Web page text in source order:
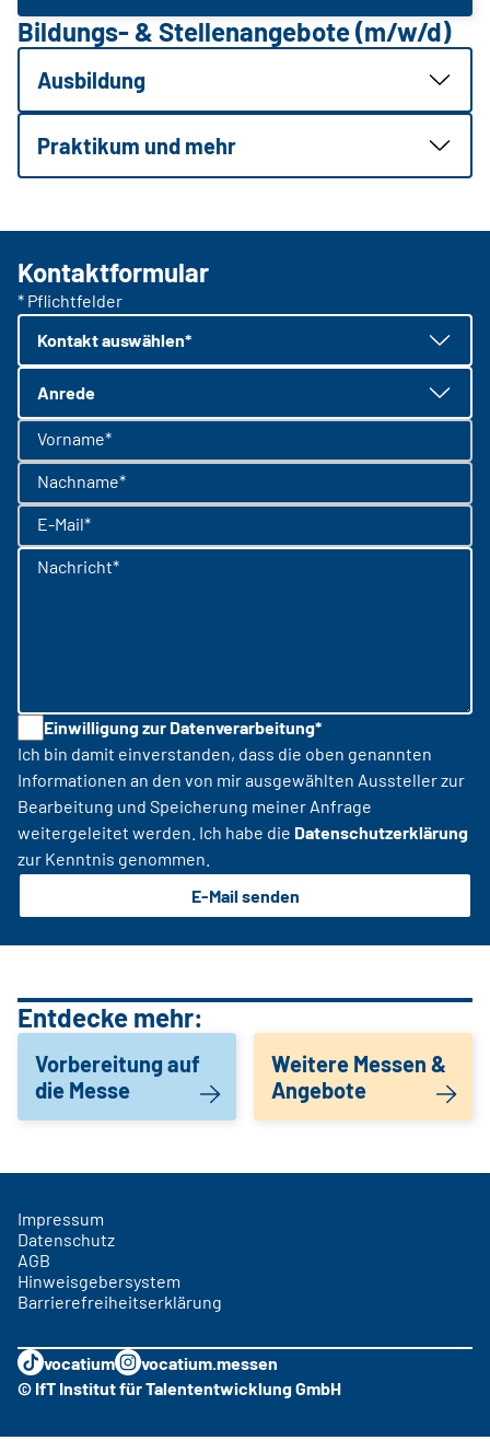
Bildungs- & Stellenangebote (m/w/d)
Ausbildung
Praktikum und mehr
Kontaktformular
* Pflichtfelder
Kontakt auswählen*
Anrede
Vorname*
Nachname*
E-Mail*
Nachricht*
Einwilligung zur Datenverarbeitung*
Ich bin damit einverstanden, dass die oben genannten
Informationen an den von mir ausgewählten Aussteller zur
Bearbeitung und Speicherung meiner Anfrage
weitergeleitet werden. Ich habe die Datenschutzerklärung
zur Kenntnis genommen.
E-Mail senden
Entdecke mehr:
Vorbereitung auf
die Messe
Weitere Messen &
Angebote
Impressum
Datenschutz
AGB
Hinweisgebersystem
Barrierefreiheitserklärung
vocatium
vocatium.messen
© IfT Institut für Talententwicklung GmbH